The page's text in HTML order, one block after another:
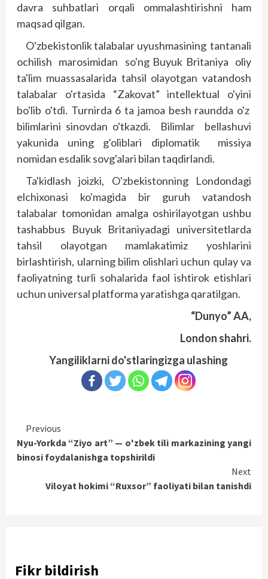
davra suhbatlari orqali ommalashtirishni ham
maqsad qilgan.
O'zbekistonlik talabalar uyushmasining tantanali
ochilish marosimidan so'ng Buyuk Britaniya oliy
ta'lim muassasalarida tahsil olayotgan vatandosh
talabalar o'rtasida “Zakovat” intellektual o'yi­­ni
bo'lib o'tdi. Turnirda 6 ta jamoa besh raundda o'z
bilimlarini sinovdan o'tkazdi. Bilimlar bellashuvi
yakunida uning g'oliblari dip­lomatik missiya
nomidan esdalik sovg'alari bilan taqdirlandi.
Ta'kidlash joizki, O'zbekistonning Londondagi
elchixonasi ko'magida bir guruh vatandosh
talabalar tomonidan amalga oshirilayotgan ushbu
tashabbus Buyuk Britaniyadagi universitetlarda
tahsil olayotgan mamlakatimiz yoshlarini
birlashtirish, ularning bilim olishlari uchun qulay va
faoliyatning turli sohalarida faol ishtirok etishlari
uchun universal platforma yaratishga qaratilgan.
“Dunyo” AA,
London shahri.
Yangiliklarni do'stlaringizga ulashing
Continue
Reading
Previous
Nyu-Yorkda “Ziyo art” — o'zbek tili markazining yangi
binosi foydalanishga topshirildi
Next
Viloyat hokimi “Ruxsor” faoliyati bilan tanishdi
Fikr bildirish